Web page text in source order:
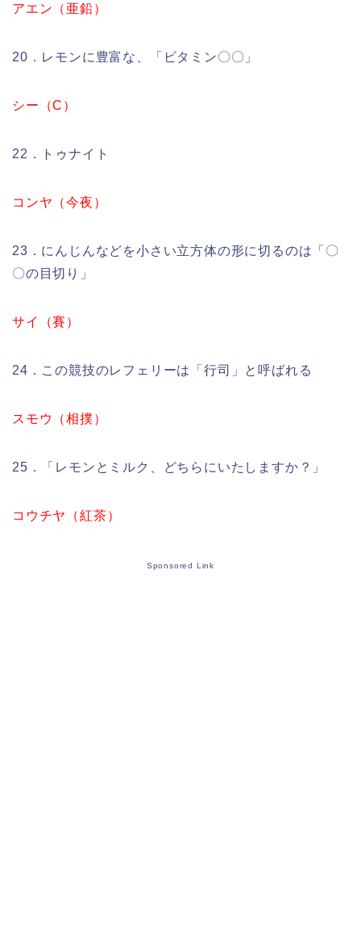
アエン（亜鉛）
20．レモンに豊富な、「ビタミン〇〇」
シー（C）
22．トゥナイト
コンヤ（今夜）
23．にんじんなどを小さい立方体の形に切るのは「〇
〇の目切り」
サイ（賽）
24．この競技のレフェリーは「行司」と呼ばれる
スモウ（相撲）
25．「レモンとミルク、どちらにいたしますか？」
コウチヤ（紅茶）
Sponsored Link